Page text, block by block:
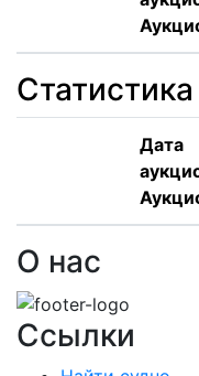
Статистика
Дата
О нас
Ссылки